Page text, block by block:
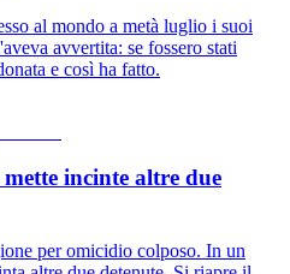
al mondo a metà luglio i suoi
avvertita: se fossero stati
e così ha fatto.
incinte altre due
per omicidio colposo. In un